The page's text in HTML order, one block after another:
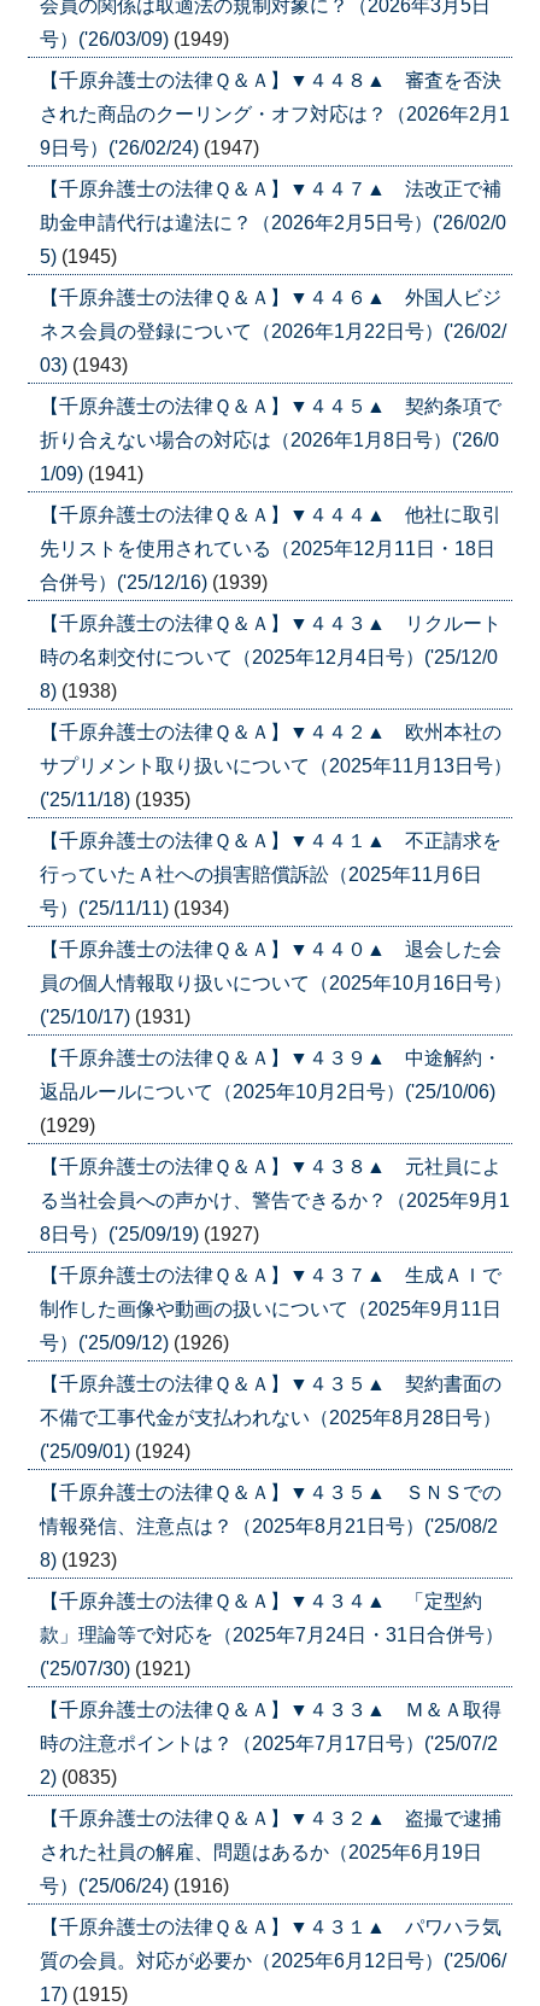
会員の関係は取適法の規制対象に？（2026年3月5日
号）('26/03/09) (1949)
【千原弁護士の法律Ｑ＆Ａ】▼４４８▲ 審査を否決
された商品のクーリング・オフ対応は？（2026年2月1
9日号）('26/02/24) (1947)
【千原弁護士の法律Ｑ＆Ａ】▼４４７▲ 法改正で補
助金申請代行は違法に？（2026年2月5日号）('26/02/0
5) (1945)
【千原弁護士の法律Ｑ＆Ａ】▼４４６▲ 外国人ビジ
ネス会員の登録について（2026年1月22日号）('26/02/
03) (1943)
【千原弁護士の法律Ｑ＆Ａ】▼４４５▲ 契約条項で
折り合えない場合の対応は（2026年1月8日号）('26/0
1/09) (1941)
【千原弁護士の法律Ｑ＆Ａ】▼４４４▲ 他社に取引
先リストを使用されている（2025年12月11日・18日
合併号）('25/12/16) (1939)
【千原弁護士の法律Ｑ＆Ａ】▼４４３▲ リクルート
時の名刺交付について（2025年12月4日号）('25/12/0
8) (1938)
【千原弁護士の法律Ｑ＆Ａ】▼４４２▲ 欧州本社の
サプリメント取り扱いについて（2025年11月13日号）
('25/11/18) (1935)
【千原弁護士の法律Ｑ＆Ａ】▼４４１▲ 不正請求を
行っていたＡ社への損害賠償訴訟（2025年11月6日
号）('25/11/11) (1934)
【千原弁護士の法律Ｑ＆Ａ】▼４４０▲ 退会した会
員の個人情報取り扱いについて（2025年10月16日号）
('25/10/17) (1931)
【千原弁護士の法律Ｑ＆Ａ】▼４３９▲ 中途解約・
返品ルールについて（2025年10月2日号）('25/10/06)
(1929)
【千原弁護士の法律Ｑ＆Ａ】▼４３８▲ 元社員によ
る当社会員への声かけ、警告できるか？（2025年9月1
8日号）('25/09/19) (1927)
【千原弁護士の法律Ｑ＆Ａ】▼４３７▲ 生成ＡＩで
制作した画像や動画の扱いについて（2025年9月11日
号）('25/09/12) (1926)
【千原弁護士の法律Ｑ＆Ａ】▼４３５▲ 契約書面の
不備で工事代金が支払われない（2025年8月28日号）
('25/09/01) (1924)
【千原弁護士の法律Ｑ＆Ａ】▼４３５▲ ＳＮＳでの
情報発信、注意点は？（2025年8月21日号）('25/08/2
8) (1923)
【千原弁護士の法律Ｑ＆Ａ】▼４３４▲ 「定型約
款」理論等で対応を（2025年7月24日・31日合併号）
('25/07/30) (1921)
【千原弁護士の法律Ｑ＆Ａ】▼４３３▲ Ｍ＆Ａ取得
時の注意ポイントは？（2025年7月17日号）('25/07/2
2) (0835)
【千原弁護士の法律Ｑ＆Ａ】▼４３２▲ 盗撮で逮捕
された社員の解雇、問題はあるか（2025年6月19日
号）('25/06/24) (1916)
【千原弁護士の法律Ｑ＆Ａ】▼４３１▲ パワハラ気
質の会員。対応が必要か（2025年6月12日号）('25/06/
17) (1915)